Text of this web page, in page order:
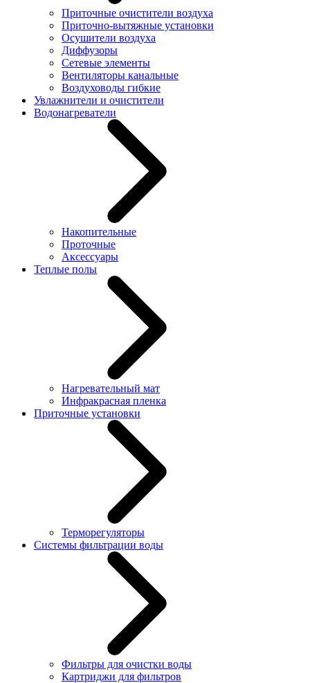
Приточные очистители воздуха
Приточно-вытяжные установки
Осушители воздуха
Диффузоры
Сетевые элементы
Вентиляторы канальные
Воздуховоды гибкие
Увлажнители и очистители
Водонагреватели
Накопительные
Проточные
Аксессуары
Теплые полы
Нагревательный мат
Инфракрасная пленка
Приточные установки
Терморегуляторы
Системы фильтрации воды
Фильтры для очистки воды
Картриджи для фильтров